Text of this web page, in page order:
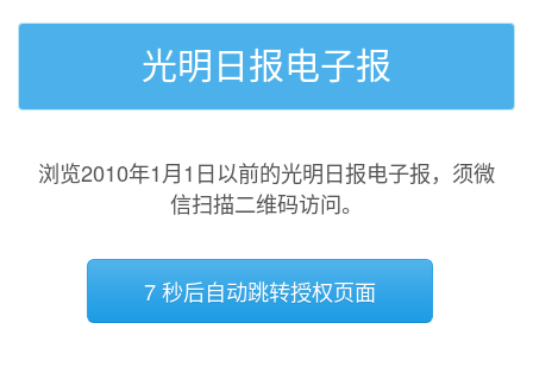
光明日报电子报
浏览2010年1月1日以前的光明日报电子报，须微
信扫描二维码访问。
7 秒后自动跳转授权页面